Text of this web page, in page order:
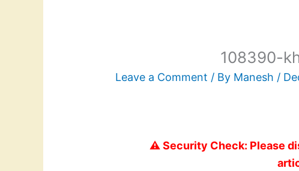
108390-
Leave a Comment / By Manesh /
⚠️ Security Check: Please